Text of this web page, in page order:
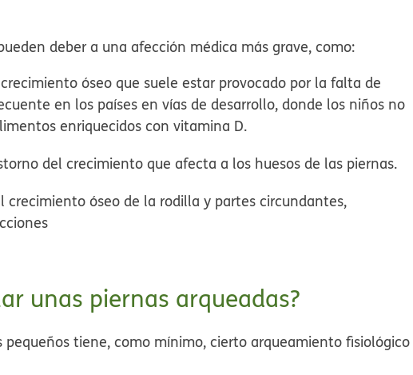
deber a una afección médica más grave, como:
óseo que suele estar provocado por la falta de
en los países en vías de desarrollo, donde los niños no
enriquecidos con vitamina D.
del crecimiento que afecta a los huesos de las piernas.
crecimiento óseo de la rodilla y partes circundantes,
unas piernas arqueadas?
pequeños tiene, como mínimo, cierto arqueamiento fisiológico